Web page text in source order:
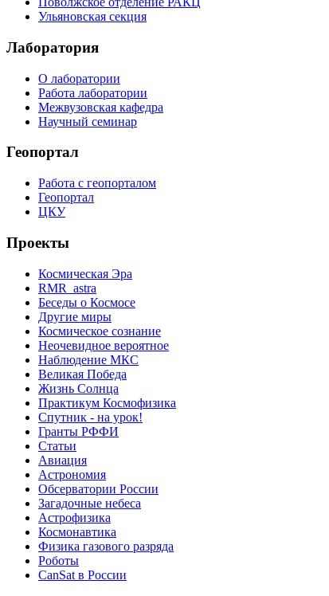
Ульяновская секция
Лаборатория
О лаборатории
Работа лаборатории
Межвузовская кафедра
Научный семинар
Геопортал
Работа с геопорталом
Геопортал
ЦКУ
Проекты
Космическая Эра
RMR_astra
Беседы о Космосе
Другие миры
Космическое сознание
Неочевидное вероятное
Наблюдение МКС
Великая Победа
Жизнь Солнца
Практикум Космофизика
Спутник - на урок!
Гранты РФФИ
Статьи
Авиация
Астрономия
Обсерватории России
Загадочные небеса
Астрофизика
Космонавтика
Физика газового разряда
Роботы
CanSat в России